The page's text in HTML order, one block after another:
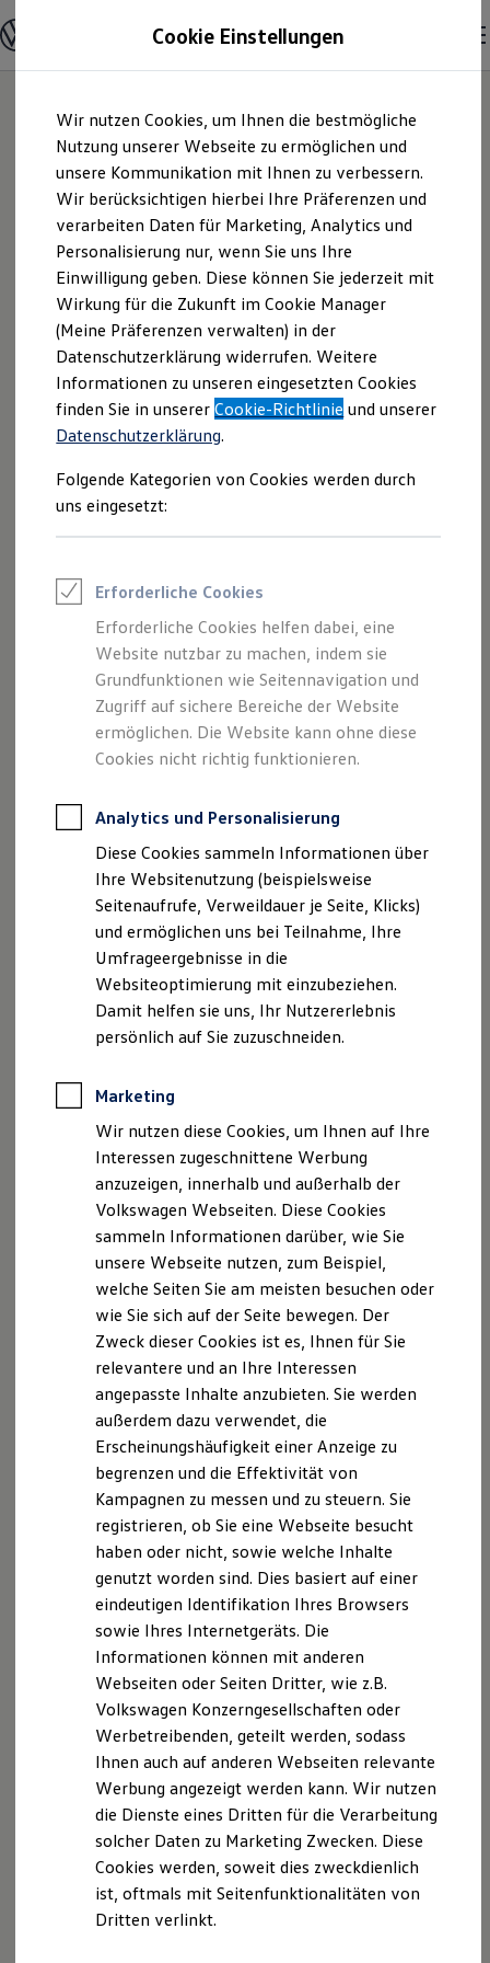
Hauptinhalt
springen
Footer
springen
Modelle und Konfigurator
Konfigurator
Modelle vergleichen
Elektroautos
ENERGY Sondermodelle
Nutzfahrzeuge
SUV und CUV
Familienautos
Kombis
Kompaktwagen
Sportwagen
Schnell verfügbare Fahrzeuge
Angebote und Produkte
Aktuelle Angebote
E-Auto-Förderung
Volkswagen Marktplatz
Die ENERGY Sondermodelle
Junge Gebrauchtwagen und Gebrauchtwagen
Volkswagen Zertifizierte Gebrauchtwagen
Elektromobilität bei Gebrauchtwagen
Saisonangebote
Reifenpakete
Leasing
Leasing-Angebote
Elektroauto Leasing
Kleinwagen-Leasing
Leasing ohne Anzahlung
Finanzierung
Autokredit mit Schlussrate
Versicherungen und Garantien
Kfz-Versicherung
Restschuldversicherungen
Garantien
Professional Class bei Volkswagen
Behörden
Direktkunden
Sonderfahrzeuge
Anpfiff zum Gewinn
Elektromobilität
Elektroautos
ID. Tutorials
Elektrofahrzeugkonzepte
ID. EVERY1
Reichweite
Rekuperation
Laden unterwegs
Laden Zuhause
Ladestationen finden
Ladezeitensimulator
Batterie
Sicherheit
Nachhaltigkeit
Technologie
Kosten und Kauf
Kaufoptionen
E-Auto-Förderung
Software und Konnektivität
Die ID. Software 6
ID. Software Versionen und Updates
Digitale Extras
Schnittstellen zu Ihrem ID.
Hybridautos
Marke und Erlebnis
Volkswagen R und R Experience
R-Modelle
R Experience
Driving Experience
Volkswagen entdecken
Werkbesichtigung
Lifestyle Shop
T-Roc Kollektion
Golf Kollektion
ID. Kollektion
Volkswagen Kollektion
R-Kollektion
GTI Kollektion
Fußball Drop
we drive football
#wedriveproud
Besitzer und Service
Software Updates
Service und Ersatzteile
Autohaus Weider u.
Sohn GmbH |
Impressum &
Rechtliches
Hier finden Sie Informationen über uns
(Autohaus Weider u. Sohn GmbH) als
verantwortlichen Anbieter von Inhalten
und Angeboten, die auf dieser Website
Impressum
Datenschutzerklärung
Impressum
Autohaus Weider und Sohn GmbH
Hohweg 7
28219 Bremen
Telefon: (0421) 3 88 99 0
Fax: (0421) 3 88 99 28
Umsatzsteueridentifikationsnummer: DE114399439
HRB6929 Handelsregister Bremen
Datenschutzerklärung
Datenschutzerklärung
Einleitung
Die Nutzung dieser Website kann mit der
Verarbeitung von personenbezogenen Daten
verbunden sein. Damit diese Verarbeitungen für Sie
nachvollziehbar sind, möchten wir Ihnen mit den
folgenden Informationen einen Überblick zu diesen
Verarbeitungen verschaffen. Um eine faire
Verarbeitung zu gewährleisten, möchten wir Sie
außerdem über Ihre Rechte nach der Europäischen
Datenschutz-Grundverordnung (DSGVO) und dem
Bundesdatenschutzgesetz (BDSG) informieren.
Name und Kontaktdaten des Verantwortlichen
und Datenschutzbauftragten
Verantwortlicher für die Erhebung, Verarbeitung und
Nutzung Ihrer personenbezogenen Daten im Sinne
von Art. 4 Nr. 7 DSGVO ist:
Autohaus Weider + Sohn GmbH, Hohweg 7, 28219
Cookie Einstellungen
Wir nutzen Cookies, um Ihnen die bestmögliche
Nutzung unserer Webseite zu ermöglichen und
unsere Kommunikation mit Ihnen zu verbessern.
Wir berücksichtigen hierbei Ihre Präferenzen und
verarbeiten Daten für Marketing, Analytics und
Personalisierung nur, wenn Sie uns Ihre
Einwilligung geben. Diese können Sie jederzeit mit
Wirkung für die Zukunft im Cookie Manager
(Meine Präferenzen verwalten) in der
Datenschutzerklärung widerrufen. Weitere
Informationen zu unseren eingesetzten Cookies
finden Sie in unsererCookie-Richtlinie und unserer
Datenschutzerklärung.
Folgende Kategorien von Cookies werden durch
uns eingesetzt:
Erforderliche Cookies
Erforderliche Cookies helfen dabei, eine
Website nutzbar zu machen, indem sie
Grundfunktionen wie Seitennavigation und
Zugriff auf sichere Bereiche der Website
ermöglichen. Die Website kann ohne diese
Cookies nicht richtig funktionieren.
Analytics und Personalisierung
Diese Cookies sammeln Informationen über
Ihre Websitenutzung (beispielsweise
Seitenaufrufe, Verweildauer je Seite, Klicks)
und ermöglichen uns bei Teilnahme, Ihre
Umfrageergebnisse in die
Websiteoptimierung mit einzubeziehen.
Damit helfen sie uns, Ihr Nutzererlebnis
persönlich auf Sie zuzuschneiden.
Marketing
Wir nutzen diese Cookies, um Ihnen auf Ihre
Interessen zugeschnittene Werbung
anzuzeigen, innerhalb und außerhalb der
Volkswagen Webseiten. Diese Cookies
sammeln Informationen darüber, wie Sie
unsere Webseite nutzen, zum Beispiel,
welche Seiten Sie am meisten besuchen oder
wie Sie sich auf der Seite bewegen. Der
Zweck dieser Cookies ist es, Ihnen für Sie
relevantere und an Ihre Interessen
angepasste Inhalte anzubieten. Sie werden
außerdem dazu verwendet, die
Erscheinungshäufigkeit einer Anzeige zu
begrenzen und die Effektivität von
Kampagnen zu messen und zu steuern. Sie
registrieren, ob Sie eine Webseite besucht
haben oder nicht, sowie welche Inhalte
genutzt worden sind. Dies basiert auf einer
eindeutigen Identifikation Ihres Browsers
sowie Ihres Internetgeräts. Die
Informationen können mit anderen
Webseiten oder Seiten Dritter, wie z.B.
Volkswagen Konzerngesellschaften oder
Werbetreibenden, geteilt werden, sodass
Ihnen auch auf anderen Webseiten relevante
Werbung angezeigt werden kann. Wir nutzen
die Dienste eines Dritten für die Verarbeitung
solcher Daten zu Marketing Zwecken. Diese
Cookies werden, soweit dies zweckdienlich
ist, oftmals mit Seitenfunktionalitäten von
Dritten verlinkt.